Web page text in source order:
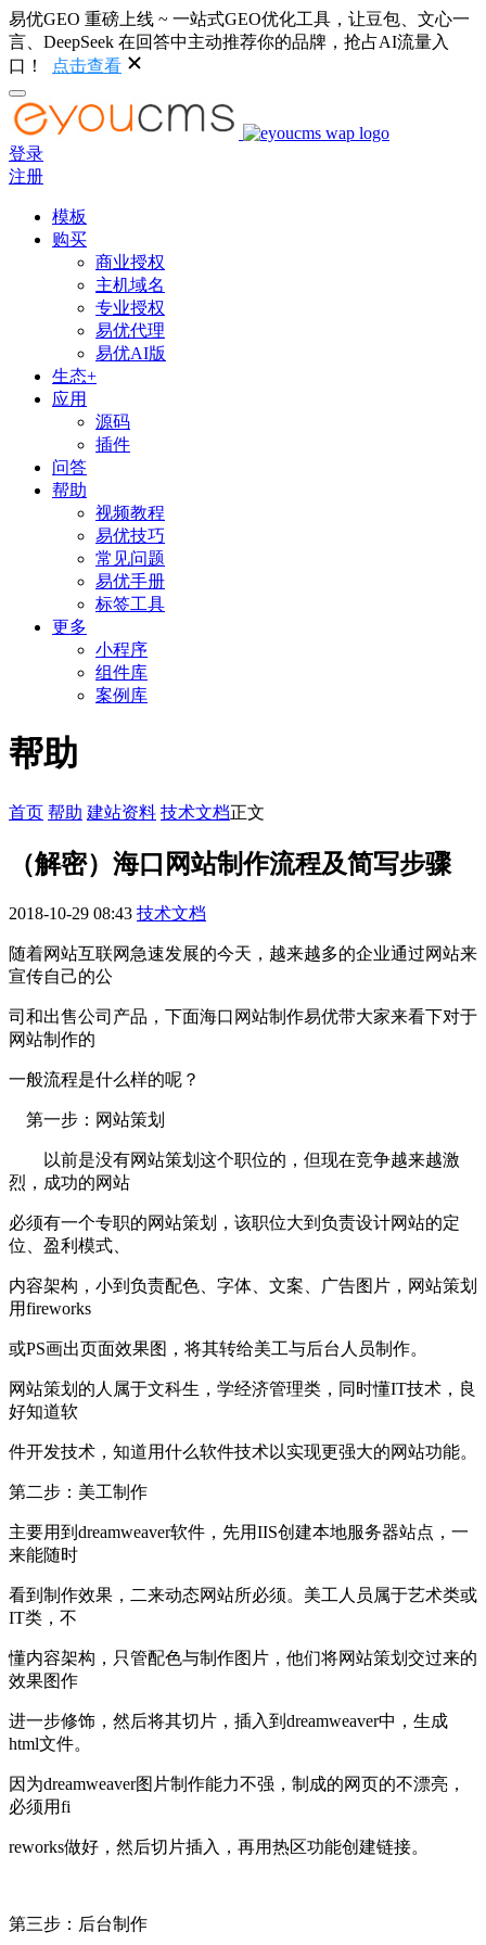
易优GEO 重磅上线 ~ 一站式GEO优化工具，让豆包、文心一
言、DeepSeek 在回答中主动推荐你的品牌，抢占AI流量入
口！
点击查看
登录
注册
模板
购买
商业授权
主机域名
专业授权
易优代理
易优AI版
生态+
应用
源码
插件
问答
帮助
视频教程
易优技巧
常见问题
易优手册
标签工具
更多
小程序
组件库
案例库
帮助
首页 帮助 建站资料 技术文档正文
（解密）海口网站制作流程及简写步骤
2018-10-29 08:43 技术文档
随着网站互联网急速发展的今天，越来越多的企业通过网站来
宣传自己的公
司和出售公司产品，下面海口网站制作易优带大家来看下对于
网站制作的
一般流程是什么样的呢？
第一步：网站策划
以前是没有网站策划这个职位的，但现在竞争越来越激
烈，成功的网站
必须有一个专职的网站策划，该职位大到负责设计网站的定
位、盈利模式、
内容架构，小到负责配色、字体、文案、广告图片，网站策划
用fireworks
或PS画出页面效果图，将其转给美工与后台人员制作。
网站策划的人属于文科生，学经济管理类，同时懂IT技术，良
好知道软
件开发技术，知道用什么软件技术以实现更强大的网站功能。
第二步：美工制作
主要用到dreamweaver软件，先用IIS创建本地服务器站点，一
来能随时
看到制作效果，二来动态网站所必须。美工人员属于艺术类或
IT类，不
懂内容架构，只管配色与制作图片，他们将网站策划交过来的
效果图作
进一步修饰，然后将其切片，插入到dreamweaver中，生成
html文件。
因为dreamweaver图片制作能力不强，制成的网页的不漂亮，
必须用fi
reworks做好，然后切片插入，再用热区功能创建链接。
第三步：后台制作